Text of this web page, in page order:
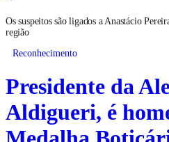
Os suspeitos são ligados a Anastácio
região
Reconhecimento
Presidente da
Aldigueri, é
Medalha